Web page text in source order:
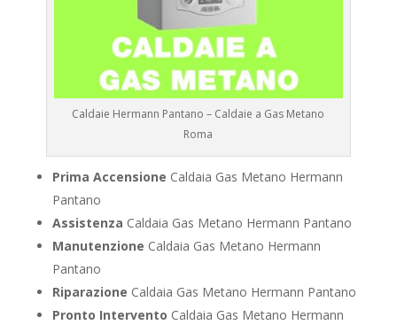
Caldaie Hermann Pantano – Caldaie a Gas Metano
Roma
Prima Accensione Caldaia Gas Metano Hermann
Pantano
Assistenza Caldaia Gas Metano Hermann Pantano
Manutenzione Caldaia Gas Metano Hermann
Pantano
Riparazione Caldaia Gas Metano Hermann Pantano
Pronto Intervento Caldaia Gas Metano Hermann